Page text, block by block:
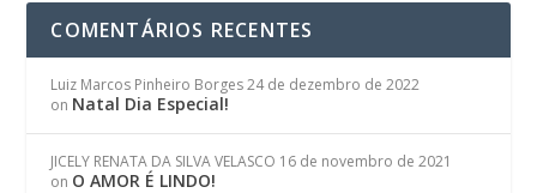
COMENTÁRIOS RECENTES
Luiz Marcos Pinheiro Borges 24 de dezembro de 2022
on Natal Dia Especial!
JICELY RENATA DA SILVA VELASCO 16 de novembro de 2021
on O AMOR É LINDO!